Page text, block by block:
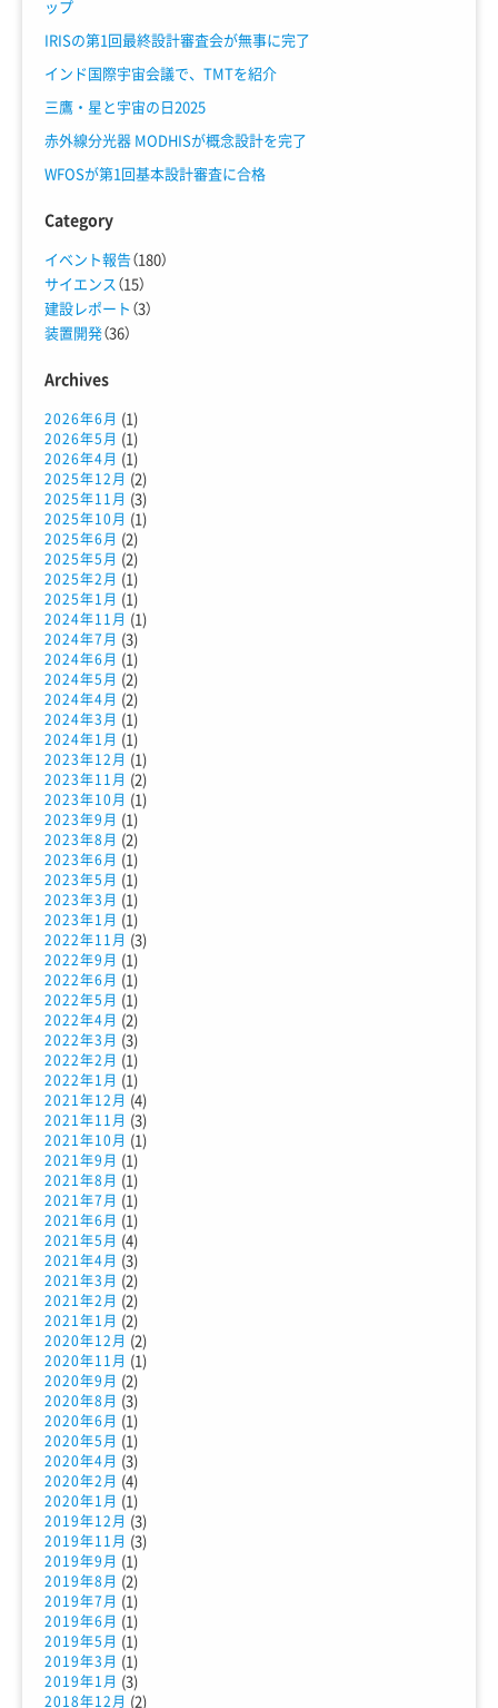
ップ
IRISの第1回最終設計審査会が無事に完了
インド国際宇宙会議で、TMTを紹介
三鷹・星と宇宙の日2025
赤外線分光器 MODHISが概念設計を完了
WFOSが第1回基本設計審査に合格
Category
イベント報告（180）
サイエンス （15）
建設レポート （3）
装置開発（36）
Archives
2026年6月 (1)
2026年5月 (1)
2026年4月 (1)
2025年12月 (2)
2025年11月 (3)
2025年10月 (1)
2025年6月 (2)
2025年5月 (2)
2025年2月 (1)
2025年1月 (1)
2024年11月 (1)
2024年7月 (3)
2024年6月 (1)
2024年5月 (2)
2024年4月 (2)
2024年3月 (1)
2024年1月 (1)
2023年12月 (1)
2023年11月 (2)
2023年10月 (1)
2023年9月 (1)
2023年8月 (2)
2023年6月 (1)
2023年5月 (1)
2023年3月 (1)
2023年1月 (1)
2022年11月 (3)
2022年9月 (1)
2022年6月 (1)
2022年5月 (1)
2022年4月 (2)
2022年3月 (3)
2022年2月 (1)
2022年1月 (1)
2021年12月 (4)
2021年11月 (3)
2021年10月 (1)
2021年9月 (1)
2021年8月 (1)
2021年7月 (1)
2021年6月 (1)
2021年5月 (4)
2021年4月 (3)
2021年3月 (2)
2021年2月 (2)
2021年1月 (2)
2020年12月 (2)
2020年11月 (1)
2020年9月 (2)
2020年8月 (3)
2020年6月 (1)
2020年5月 (1)
2020年4月 (3)
2020年2月 (4)
2020年1月 (1)
2019年12月 (3)
2019年11月 (3)
2019年9月 (1)
2019年8月 (2)
2019年7月 (1)
2019年6月 (1)
2019年5月 (1)
2019年3月 (1)
2019年1月 (3)
2018年12月 (2)